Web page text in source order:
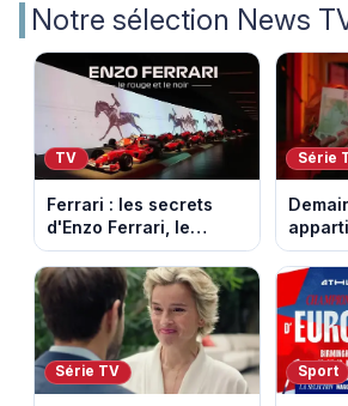
Notre sélection News
TV
Ferrari : les secrets
d'Enzo Ferrari, le
fondateur de la
marque mythique au
cheval cabré
Série
Alex
août
Série TV Sport